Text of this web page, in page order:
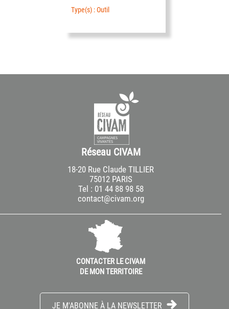
Type(s) : Outil
Réseau CIVAM
18-20 Rue Claude TILLIER
75012 PARIS
Tel : 01 44 88 98 58
contact@civam.org
CONTACTER LE CIVAM
DE MON TERRITOIRE
JE M'ABONNE À LA NEWSLETTER